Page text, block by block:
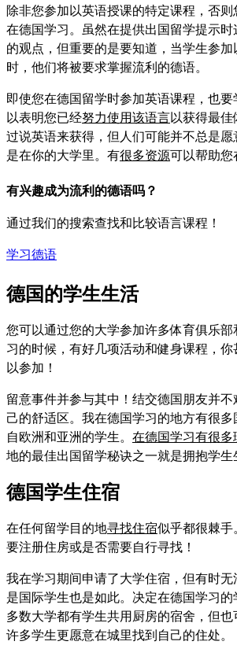
除非您参加以英语授课的特定课程，否
在德国学习。虽然在提供出国留学提示
的观点，但重要的是要知道，当学生参
时，他们将被要求掌握流利的德语。
即使您在德国留学时参加英语课程，也要
以表明您已经努力使用该语言以获得最
过说英语来获得，但人们可能并不总是
是在你的大学里。有很多资源可以帮助您
有兴趣成为流利的德语吗？
通过我们的搜索查找和比较语言课程！
学习德语
德国的学生生活
您可以通过您的大学参加许多体育俱乐
习的时候，有好几项活动和健身课程，
以参加！
留意事件并参与其中！结交德国朋友并
己的舒适区。我在德国学习的地方有很
自欧洲和亚洲的学生。 在德国学习有很多
地的最佳出国留学秘诀之一就是拥抱学生
德国学生住宿
在任何留学目的地寻找住宿似乎都很棘
要注册住房或是否需要自行寻找！
我在学习期间申请了大学住宿，但有时
是国际学生也是如此。决定在德国学习的
多数大学都有学生共用厨房的宿舍，但也
许多学生更愿意在城里找到自己的住处。